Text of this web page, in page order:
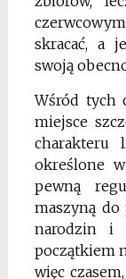
skracać, a
swoją
Wśród tych
miejsce
charakteru
określone
pewną
maszyną do
narodzin i
początkiem
więc